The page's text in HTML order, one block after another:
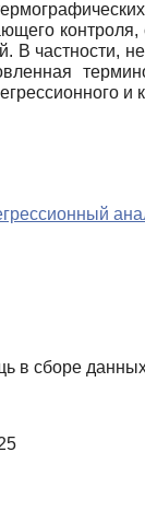
В частности,
в сборе